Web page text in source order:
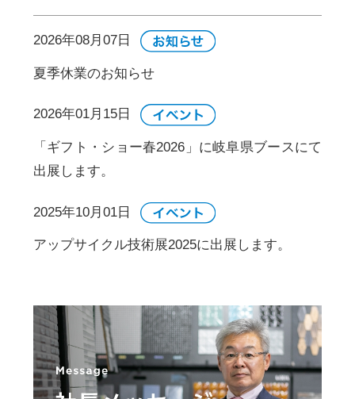
2026年08月07日
夏季休業のお知らせ
2026年01月15日
「ギフト・ショー春2026」に岐阜県ブースにて
出展します。
2025年10月01日
アップサイクル技術展2025に出展します。
ぎふSDGｓ推進パートナーの登録証を授与しま
した。
2025年06月26日